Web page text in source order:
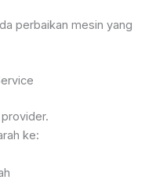
perbaikan mesin yang
ke: